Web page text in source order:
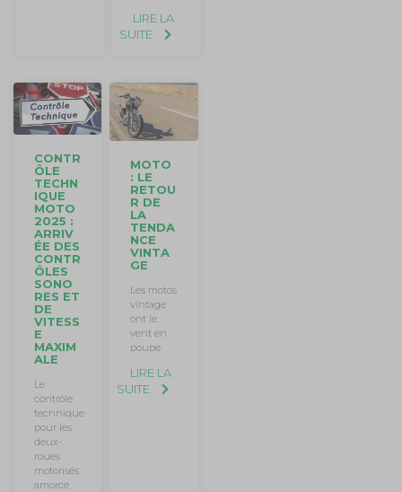
LIRE LA
SUITE
CONTR
ÔLE
TECHN
IQUE
MOTO
2025 :
ARRIV
ÉE DES
CONTR
ÔLES
SONO
RES ET
DE
VITESS
E
MAXIM
ALE
Le
contrôle
technique
pour les
deux-
roues
motorisés
amorce
MOTO
: LE
RETOU
R DE
LA
TENDA
NCE
VINTA
GE
Les motos
vintage
ont le
vent en
poupe
LIRE LA
SUITE